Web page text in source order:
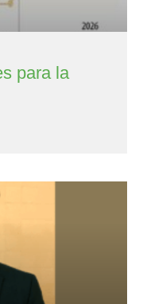
para la